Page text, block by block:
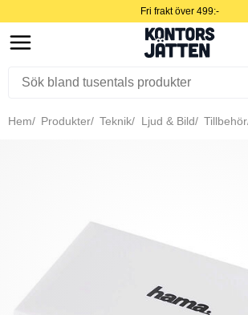
Fri frakt över 499:-
Hem Produkter Teknik Ljud & Bild Tillbehör